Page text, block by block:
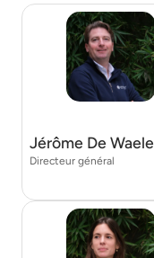
Jérôme De Waele
Directeur général